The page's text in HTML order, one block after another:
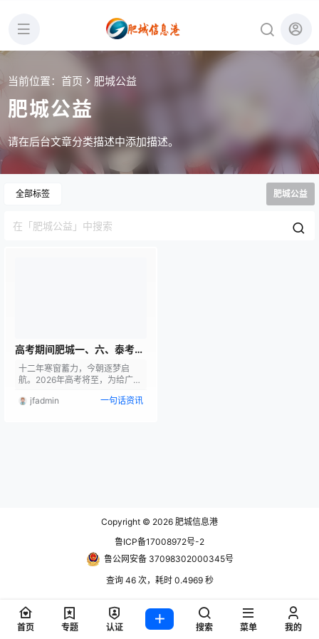
当前位置： 首页 肥城公益
肥城公益
请在后台文章分类描述中添加描述。
全部标签 肥城公益
高考期间肥城一、六、泰考点
周边设置爱心服务驿站、爱心
车辆停放点~具体位置…
十二年寒窗蓄力，今朝逐梦启
航。2026年高考将至，为给广大
试环境，肥城市启动 “文明实践
jfadmin 一句话资讯
Copyright © 2026 肥城信息港
鲁ICP备17008972号-2
鲁公网安备 37098302000345号
查询 46 次，耗时 0.4969 秒
首页 专题 认证 搜索 菜单 我的